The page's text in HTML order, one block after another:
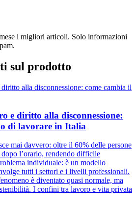
i migliori articoli. Solo informazioni
sul prodotto
e diritto alla disconnessione:
di lavorare in Italia
mai davvero: oltre il 60% delle persone
l’orario, rendendo difficile
individuale: è un modello
tutti i settori e i livelli professionali.
è diventato quasi normale, ma
I confini tra lavoro e vita privata